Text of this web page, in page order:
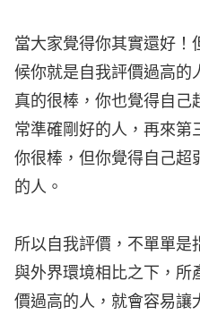
當大家覺得你其實還好
候你就是自我評價過高的
真的很棒，你也覺得自
常準確剛好的人，再來
你很棒，但你覺得自己超
的人。
所以自我評價，不單單是
與外界環境相比之下，所
價過高的人，就會容易讓